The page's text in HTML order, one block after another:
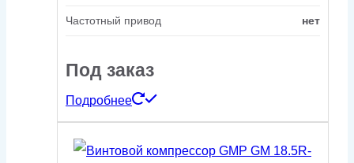
Частотный привод нет
Под заказ
Подробнее